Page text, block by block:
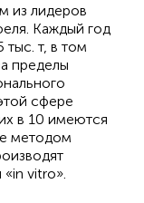
из лидеров
Каждый год
т, в том
пределы
сфере
в 10 имеются
методом
vitro».